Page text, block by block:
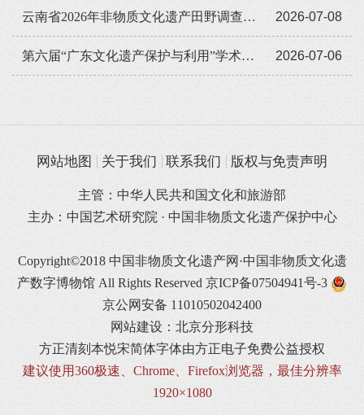
2026-07-08
云南省2026年非物质文化遗产田野调查培训班举办
2026-07-06
第六届“广东文化遗产保护与利用”学术座谈会在穗举办
网站地图 关于我们 联系我们 版权与免责声明
主管：中华人民共和国文化和旅游部
主办：中国艺术研究院 · 中国非物质文化遗产保护中心
Copyright©2018 中国非物质文化遗产网·中国非物质文化遗
产数字博物馆 All Rights Reserved 京ICP备07504941号-3
京公网安备 11010502042400
网站建设：北京分形科技
方正清刻本悦宋简体字体由方正电子免费公益授权
建议使用360极速、Chrome、Firefox浏览器，最佳分辨率
1920×1080